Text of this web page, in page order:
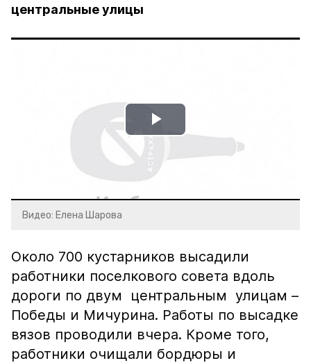
центральные улицы
Play
Video
Видео: Елена Шарова
Около 700 кустарников высадили
работники поселкового совета вдоль
дороги по двум центральным улицам –
Победы и Мичурина. Работы по высадке
вязов проводили вчера. Кроме того,
работники очищали бордюры и